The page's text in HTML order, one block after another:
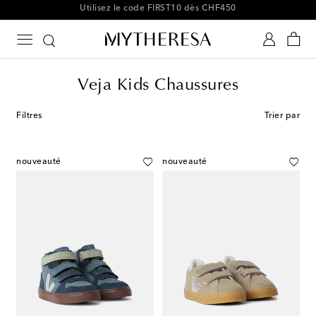
-10 % sur votre 1ʳᵉ commande parmi une sélection
Veja Kids Chaussures
Filtres Trier par
nouveauté nouveauté